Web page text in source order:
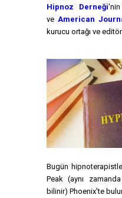
Hipnoz Derneği
ve American
kurucu ortağı ve
Bugün
Peak (aynı
bilinir) Phoenix'te